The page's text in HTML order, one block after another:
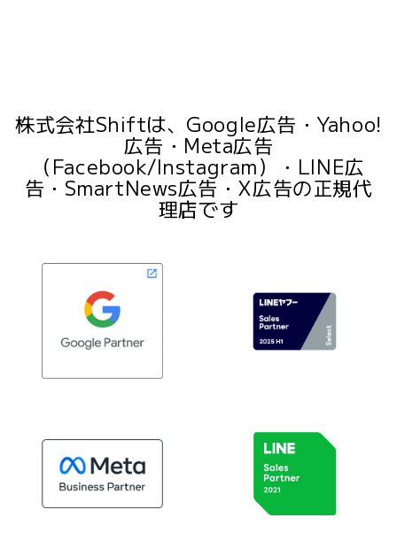
株式会社Shiftは、Google広告・Yahoo!
広告・Meta広告
（Facebook/Instagram）・LINE広
告・SmartNews広告・X広告の正規代
理店です